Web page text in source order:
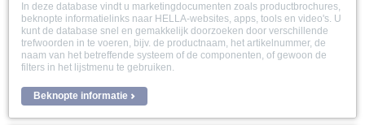
In deze database vindt u marketingdocumenten zoals productbrochures,
beknopte informatielinks naar HELLA-websites, apps, tools en video's. U
kunt de database snel en gemakkelijk doorzoeken door verschillende
trefwoorden in te voeren, bijv. de productnaam, het artikelnummer, de
naam van het betreffende systeem of de componenten, of gewoon de
filters in het lijstmenu te gebruiken.
Beknopte informatie